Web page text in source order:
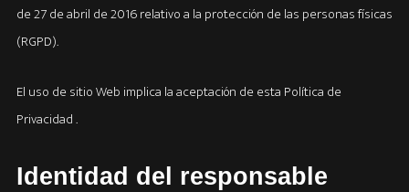
de 27 de abril de 2016 relativo a la protección de las personas físicas
(RGPD).
El uso de sitio Web implica la aceptación de esta Política de
Privacidad .
Identidad del responsable